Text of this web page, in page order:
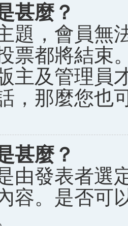
甚麼？
題，會員無
票都將結束
主及管理員
，那麼您也
甚麼？
由發表者選
容。是否可